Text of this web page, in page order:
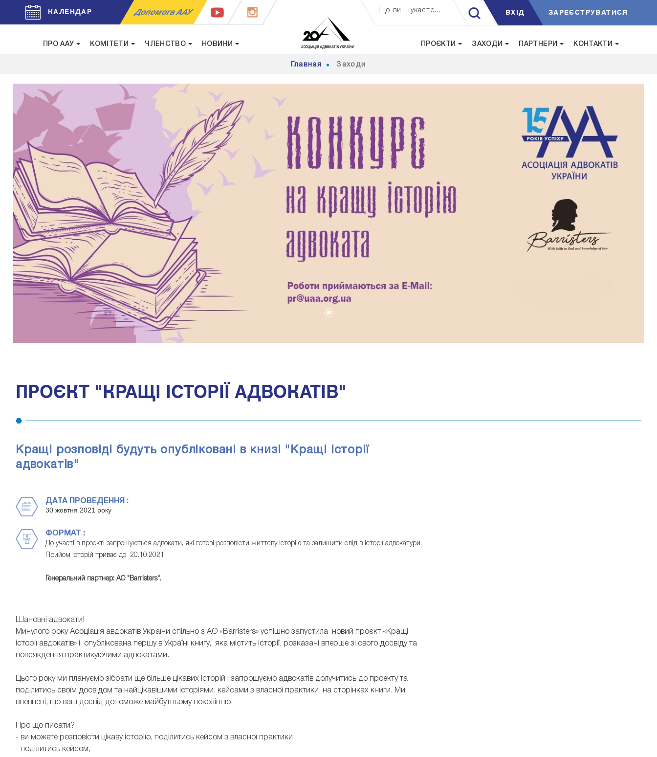
КАЛЕНДАР Допомога ААУ Що ви шукаєте... ВXIД ЗАРЕЄСТРУВАТИСЯ
ПРО ААУ КОМІТЕТИ ЧЛЕНСТВО НОВИНИ ПРОЄКТИ ЗАХОДИ ПАРТНЕРИ КОНТАКТИ
Главная Заходи
ПРОЄКТ "КРАЩІ ІСТОРІЇ АДВОКАТІВ"
Кращі розповіді будуть опубліковані в книзі "Кращі історії
адвокатів"
ДАТА ПРОВЕДЕННЯ :
30 жовтня 2021 року
ФОРМАТ :
До участі в проєкті запрошуються адвокати, які готові розповісти життєву історію та залишити слід в історії адвокатури.
Прийом історій триває до 20.10.2021.
Генеральний партнер: АО "Barristers".
Шановні адвокати!
Минулого року Асоціація авдокатів України спільно з АО «Barristers» успішно запустила новий проєкт «Кращі
історії авдокатів» і опублікована першу в Україні книгу, яка містить історії, розказані вперше зі свого досвіду та
повсякдення практикуючими адвокатами.
Цього року ми плануємо зібрати ще більше цікавих історій і запрошуємо адвокатів долучитись до проекту та
поділитись своїм досвідом та найцікавішими історіями, кейсами з власної практики на сторінках книги. Ми
впевнені, що ваш досвід допоможе майбутньому поколінню.
Про що писати? .
- ви можете розповісти цікаву історію, поділитись кейсом з власної практики,
- поділитись кейсом,